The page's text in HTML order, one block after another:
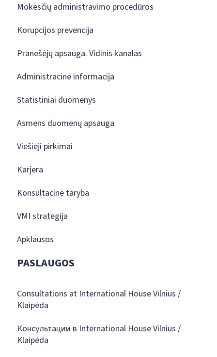
Mokesčių administravimo procedūros
Korupcijos prevencija
Pranešėjų apsauga. Vidinis kanalas
Administracinė informacija
Statistiniai duomenys
Asmens duomenų apsauga
Viešieji pirkimai
Karjera
Konsultacinė taryba
VMI strategija
Apklausos
PASLAUGOS
Consultations at International House Vilnius /
Klaipėda
Консультации в International House Vilnius /
Klaipėda